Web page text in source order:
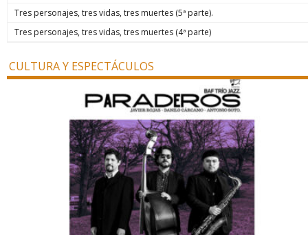
Tres personajes, tres vidas, tres muertes (5ª parte).
Tres personajes, tres vidas, tres muertes (4ª parte)
CULTURA Y ESPECTÁCULOS